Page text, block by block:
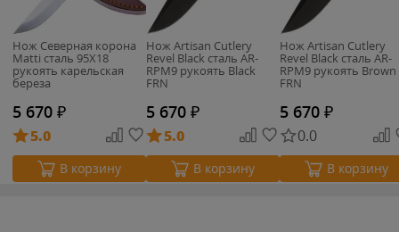
Нож Северная корона
Matti сталь 95Х18
рукоять карельская
береза
5 670 ₽
5.0
В корзину
Нож Artisan Cutlery
Revel Black сталь AR-
RPM9 рукоять Black
FRN
5 670 ₽
5.0
В корзину
Нож Artisan Cutlery
Revel Black сталь AR-
RPM9 рукоять Brown
FRN
5 670 ₽
0.0
В корзину